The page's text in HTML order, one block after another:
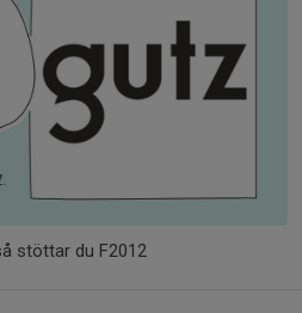
stöttar du F2012